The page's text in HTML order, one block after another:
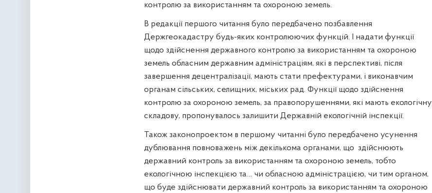
контролю за використанням та охороною земель.
В редакції першого читання було передбачено позбавлення
Держгеокадастру будь-яких контролюючих функцій. І надати функції
щодо здійснення державного контролю за використанням та охороною
земель обласним державним адміністраціям, які в перспективі, після
завершення децентралізації, мають стати префектурами, і виконавчим
органам сільських, селищних, міських рад. Функції щодо здійснення
контролю за охороною земель, за правопорушеннями, які мають екологічну
складову, пропонувалось залишити Державній екологічній інспекції.
Також законопроектом в першому читанні було передбачено усунення
дублювання повноважень між декількома органами, що здійснюють
державний контроль за використанням та охороною земель, тобто
екологічною інспекцією та… чи обласною адміністрацією, чи тим органом,
що буде здійснювати державний контроль за використанням та охороною